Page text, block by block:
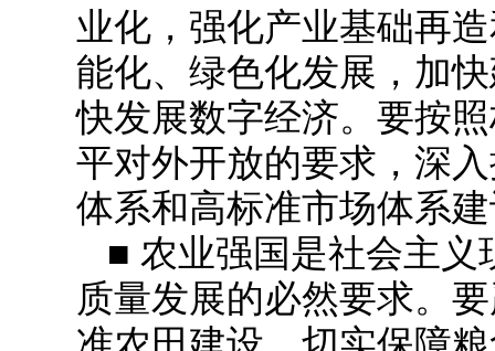
业化，强化产业基础再
能化、绿色化发展，加
快发展数字经济。要按
平对外开放的要求，深
体系和高标准市场体系
■ 农业强国是社会主
质量发展的必然要求。